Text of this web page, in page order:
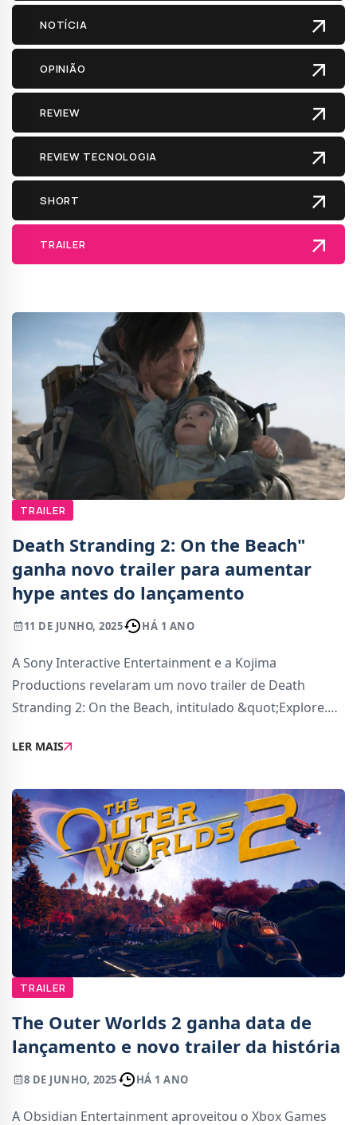
TRAILER
Death Stranding 2: On the Beach"
ganha novo trailer para aumentar
hype antes do lançamento
11 DE JUNHO, 2025 HÁ 1 ANO
A Sony Interactive Entertainment e a Kojima
Productions revelaram um novo trailer de Death
Stranding 2: On the Beach, intitulado &quot;Explore.
atmosférico e ambicioso da continuação do aclamado
LER MAIS
TRAILER
The Outer Worlds 2 ganha data de
lançamento e novo trailer da história
8 DE JUNHO, 2025 HÁ 1 ANO
A Obsidian Entertainment aproveitou o Xbox Games
NOTÍCIA
OPINIÃO
REVIEW
REVIEW TECNOLOGIA
SHORT
TRAILER